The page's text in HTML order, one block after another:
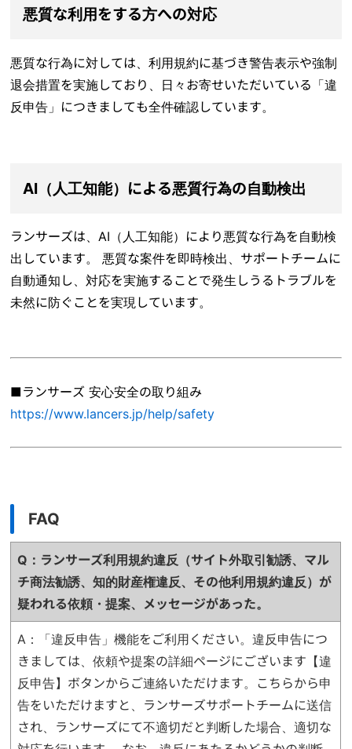
悪質な利用をする方への対応
悪質な行為に対しては、利用規約に基づき警告表示や強制
退会措置を実施しており、日々お寄せいただいている「違
反申告」につきましても全件確認しています。
AI（人工知能）による悪質行為の自動検出
ランサーズは、AI（人工知能）により悪質な行為を自動検
出しています。 悪質な案件を即時検出、サポートチームに
自動通知し、対応を実施することで発生しうるトラブルを
未然に防ぐことを実現しています。
■ランサーズ 安心安全の取り組み
https://www.lancers.jp/help/safety
FAQ
Q：ランサーズ利用規約違反（サイト外取引勧誘、マル
チ商法勧誘、知的財産権違反、 その他利用規約違反）が
疑われる依頼・提案、メッセージがあった。
A：「違反申告」機能をご利用ください。違反申告につ
きましては、依頼や提案の詳細ページにございます【違
反申告】ボタンからご連絡いただけます。こちらから申
告をいただけますと、ランサーズサポートチームに送信
され、ランサーズにて不適切だと判断した場合、適切な